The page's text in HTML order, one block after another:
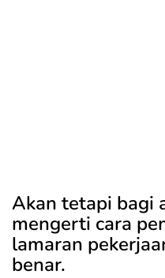
Akan tetapi bagi
mengerti cara
lamaran
benar.